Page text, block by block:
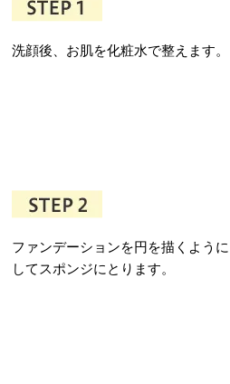
洗顔後、お肌を化粧水で整えます。
ファンデーションを円を描くように
してスポンジにとります。